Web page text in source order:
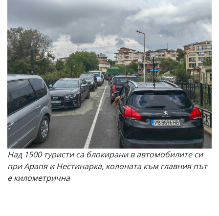
Над 1500 туристи са блокирани в автомобилите си
при Арапя и Нестинарка, колоната към главния път
е километрична